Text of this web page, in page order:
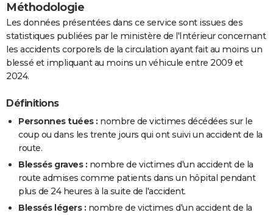
Méthodologie
Les données présentées dans ce service sont issues des
statistiques publiées par le ministère de l'Intérieur concernant
les accidents corporels de la circulation ayant fait au moins un
blessé et impliquant au moins un véhicule entre 2009 et
2024.
Définitions
Personnes tuées : nombre de victimes décédées sur le
coup ou dans les trente jours qui ont suivi un accident de la
route.
Blessés graves : nombre de victimes d'un accident de la
route admises comme patients dans un hôpital pendant
plus de 24 heures à la suite de l'accident.
Blessés légers : nombre de victimes d'un accident de la